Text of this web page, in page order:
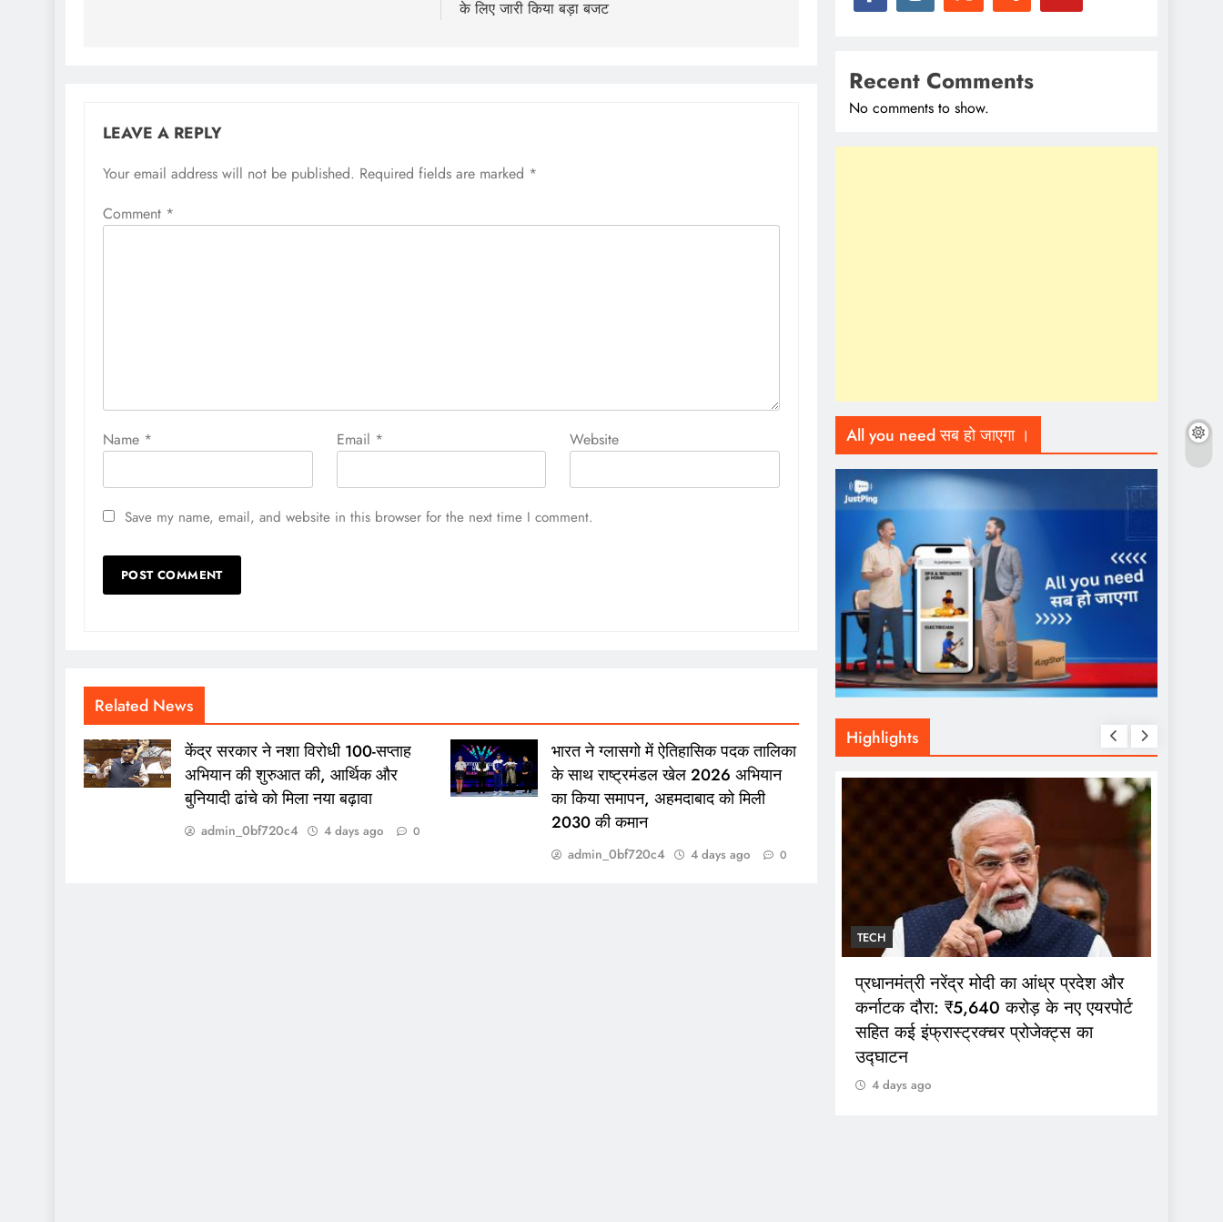
के लिए जारी किया बड़ा बजट
LEAVE A REPLY
Your email address will not be published. Required fields are marked *
Comment *
Name * Email * Website
Save my name, email, and website in this browser for the next time I comment.
Related News
केंद्र सरकार ने नशा विरोधी 100-सप्ताह
अभियान की शुरुआत की, आर्थिक और
बुनियादी ढांचे को मिला नया बढ़ावा
admin_0bf720c4 4 days ago 0
भारत ने ग्लासगो में ऐतिहासिक पदक तालिका
के साथ राष्ट्रमंडल खेल 2026 अभियान
का किया समापन, अहमदाबाद को मिली
2030 की कमान
admin_0bf720c4 4 days ago 0
Recent Comments
No comments to show.
All you need सब हो जाएगा ।
Highlights
TECH
प्रधानमंत्री नरेंद्र मोदी का आंध्र प्रदेश और
कर्नाटक दौरा: ₹5,640 करोड़ के नए एयरपोर्ट
सहित कई इंफ्रास्ट्रक्चर प्रोजेक्ट्स का
उद्घाटन
4 days ago